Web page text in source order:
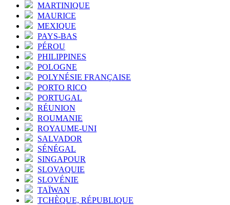
MARTINIQUE
MAURICE
MEXIQUE
PAYS-BAS
PÉROU
PHILIPPINES
POLOGNE
POLYNÉSIE FRANÇAISE
PORTO RICO
PORTUGAL
RÉUNION
ROUMANIE
ROYAUME-UNI
SALVADOR
SÉNÉGAL
SINGAPOUR
SLOVAQUIE
SLOVÉNIE
TAÏWAN
TCHÈQUE, RÉPUBLIQUE